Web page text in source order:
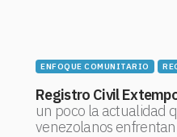
ENFOQUE COMUNITARIO
Registro Civil
un poco la actualidad
venezolanos